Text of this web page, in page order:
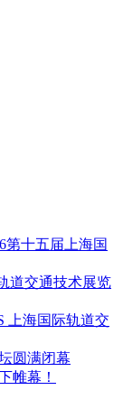
第十五届上海国
道交通技术展览
上海国际轨道交
圆满闭幕
帷幕！